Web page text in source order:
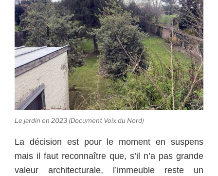
Le jardin en 2023 (Document Voix du Nord)
La décision est pour le moment en suspens
mais il faut reconnaître que, s’il n’a pas grande
valeur architecturale, l’immeuble reste un